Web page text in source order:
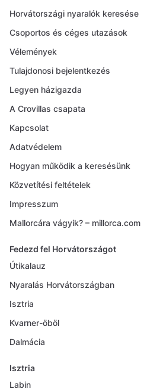
Horvátországi nyaralók keresése
Csoportos és céges utazások
Vélemények
Tulajdonosi bejelentkezés
Legyen házigazda
A Crovillas csapata
Kapcsolat
Adatvédelem
Hogyan működik a keresésünk
Közvetítési feltételek
Impresszum
Mallorcára vágyik? – millorca.com
Fedezd fel Horvátországot
Útikalauz
Nyaralás Horvátországban
Isztria
Kvarner-öböl
Dalmácia
Isztria
Labin